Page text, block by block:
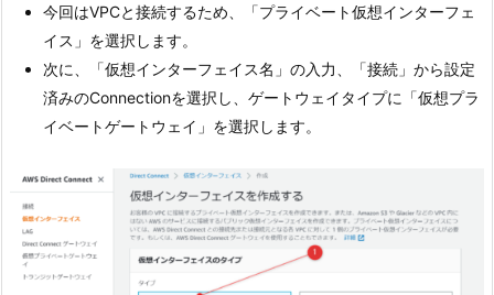
今回はVPCと接続するため、「プライベート仮想インターフェ
イス」を選択します。
次に、「仮想インターフェイス名」の入力、「接続」から設定
済みのConnectionを選択し、ゲートウェイタイプに「仮想プラ
イベートゲートウェイ」を選択します。